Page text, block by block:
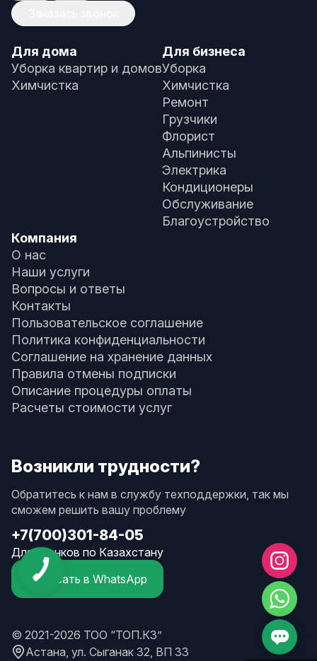
Для дома
Уборка квартир и домов
Химчистка
Для бизнеса
Уборка
Химчистка
Ремонт
Грузчики
Флорист
Альпинисты
Электрика
Кондиционеры
Обслуживание
Благоустройство
Компания
О нас
Наши услуги
Вопросы и ответы
Контакты
Пользовательское соглашение
Политика конфиденциальности
Соглашение на хранение данных
Правила отмены подписки
Описание процедуры оплаты
Расчеты стоимости услуг
Возникли трудности?
Обратитесь к нам в службу техподдержки, так мы
сможем решить вашу проблему
+7(700)301-84-05
Для звонков по Казахстану
Написать в WhatsApp
© 2021-2026 ТОО “ТОП.КЗ”
Астана, ул. Сыганак 32, ВП 33